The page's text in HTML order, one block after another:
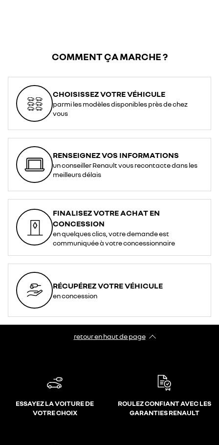
COMMENT ÇA MARCHE ?
CHOISISSEZ VOTRE VÉHICULE
parmi les modèles disponibles près de chez
vous
RENSEIGNEZ VOS INFORMATIONS
un conseiller Renault vous recontacte dans les
meilleurs délais
FINALISEZ VOTRE ACHAT EN
CONCESSION
en quelques clics, votre demande est
communiquée à votre concessionnaire
RÉCUPÉREZ VOTRE VÉHICULE
en concession
retour en haut de page​
ESSAYEZ LA VOITURE DE
VOTRE CHOIX
ROULEZ CONFIANT AVEC LES
GARANTIES RENAULT